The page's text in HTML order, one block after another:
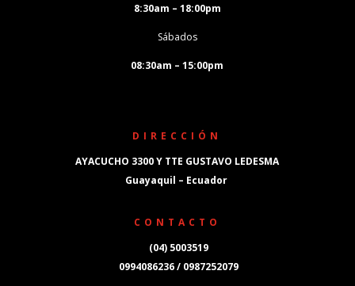
8:30am – 18:00pm
Sábados
08:30am – 15:00pm
DIRECCIÓN
AYACUCHO 3300 Y TTE GUSTAVO LEDESMA
Guayaquil – Ecuador
CONTACTO
(04) 5003519
0994086236 / 0987252079